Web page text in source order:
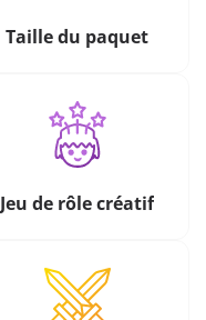
Taille du paquet
Jeu de rôle créatif